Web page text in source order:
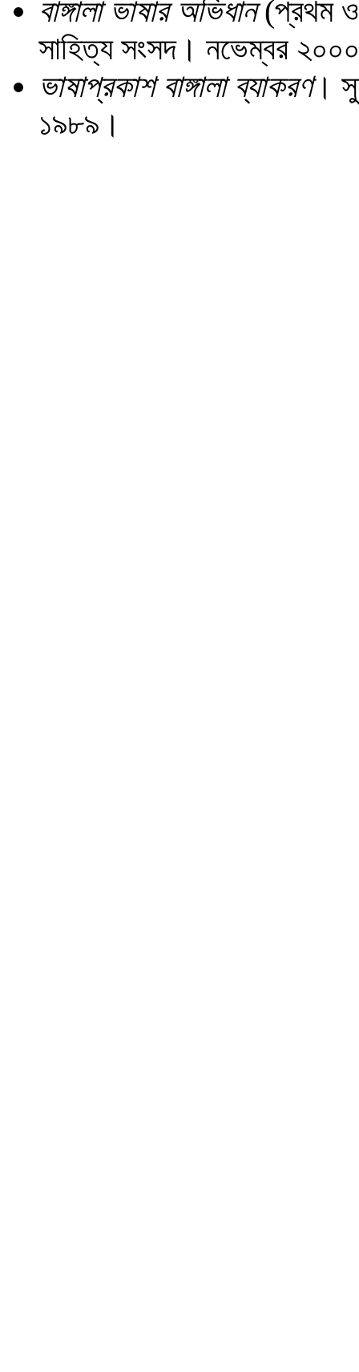
বাঙ্গালা ভাষার অভিধান(প্রথম ও
সাহিত্য সংসদ। নভেম্বর
ভাষাপ্রকাশ বাঙ্গালা ব্যাকরণ।
১৯৮৯।